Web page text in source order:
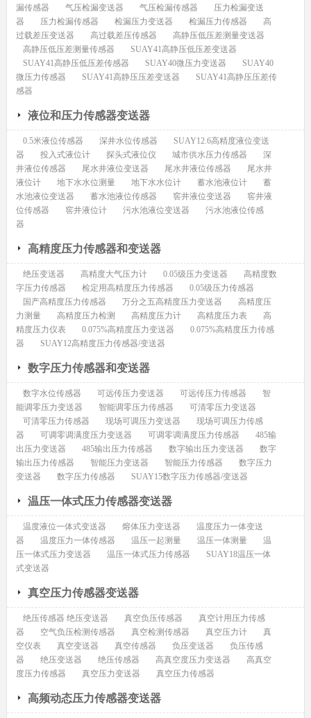
漏传感器 气压检漏变送器 气压检漏传感器
压力检漏变送
器
压力检漏传感器 检漏压力变送器 检漏压力传感器
高
过载差压变送器
高过载差压传感器
高静压低压差测量变送器
高静压低压差测量传感器
SUAY41高静压低压差变送器
SUAY41高静压低压差传感器
SUAY40微压力变送器
SUAY40
微压力传感器
SUAY41高静压压差变送器
SUAY41高静压压差传
感器
液位和压力传感器变送器
0.5米液位传感器 深井水位传感器
SUAY12.6高精度液位变送
器
投入式液位计 探头式液位仪 城市供水压力传感器
深
井液位传感器
尾水井液位变送器 尾水井液位传感器
尾水井
液位计
地下水水位测量 地下水水位计 蓄水池液位计
蓄
水池液位变送器
蓄水池液位传感器 窖井液位变送器
窖井液
位传感器
窖井液位计 污水池液位变送器
污水池液位传感
器
高精度压力传感器和变送器
绝压变送器 高精度大气压力计 0.05级压力变送器
高精度数
字压力传感器
检定用高精度压力传感器
0.05级压力传感器
国产高精度压力传感器
万分之五高精度压力变送器
高精度压
力测量
高精度压力检测 高精度压力计 高精度压力表
高
精度压力仪表
0.075%高精度压力变送器
0.075%高精度压力传感
器
SUAY12高精度压力传感器/变送器
数字压力传感器和变送器
数字水位传感器 可远传压力变送器 可远传压力传感器
智
能调零压力变送器
智能调零压力传感器
可清零压力变送器
可清零压力传感器
现场可调压力变送器
现场可调压力传感
器
可调零调满度压力变送器 可调零调满度压力传感器
485输
出压力变送器
485输出压力传感器 数字输出压力变送器
数字
输出压力传感器
智能压力变送器 智能压力传感器
数字压力
变送器
数字压力传感器 SUAY15数字压力传感器/变送器
温压一体式压力传感器变送器
温度液位一体式变送器 熔体压力变送器
温度压力一体变送
器
温度压力一体传感器 温压一起测量 温压一体测量
温
压一体式压力变送器
温压一体式压力传感器
SUAY18温压一体
式变送器
真空压力传感器变送器
绝压传感器 绝压变送器 真空负压传感器
真空计用压力传感
器
空气负压检测传感器 真空检测传感器 真空压力计
真
空仪表
真空变送器 真空传感器 负压变送器
负压传感
器
绝压变送器 绝压传感器 高真空度压力变送器
高真空
度压力传感器
真空压力变送器 真空压力传感器
高频动态压力传感器变送器